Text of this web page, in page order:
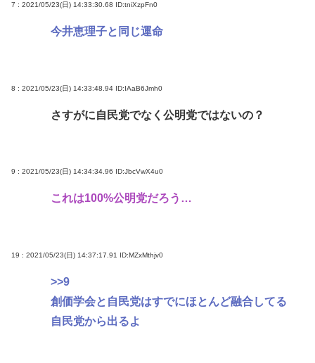
7 : 2021/05/23(日) 14:33:30.68 ID:tniXzpFn0
今井恵理子と同じ運命
8 : 2021/05/23(日) 14:33:48.94 ID:IAaB6Jmh0
さすがに自民党でなく公明党ではないの？
9 : 2021/05/23(日) 14:34:34.96 ID:JbcVwX4u0
これは100%公明党だろう…
19 : 2021/05/23(日) 14:37:17.91 ID:MZxMthjv0
>>9
創価学会と自民党はすでにほとんど融合してる
自民党から出るよ